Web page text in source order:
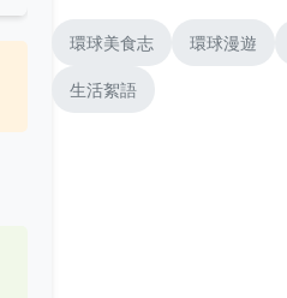
環球美食志 環球漫遊
生活絮語